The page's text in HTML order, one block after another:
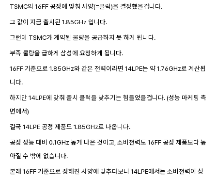
TSMC의 16FF 공정에 맞춰 사양(=클럭)을 결정했을겁니다.
그 값이 지금 출시된 1.85GHz 입니다.
그런데 TSMC가 계약된 물량을 공급하지 못 하게 됩니다.
부족 물량을 급하게 삼성에 요청하게 됩니다.
16FF 기준으로 1.85GHz와같은 전력이라면 14L PE는 약 1.76GHz로 계산됩
니다.
하지만 14LPE에 맞춰 출시 클럭을 낮추기는 힘들었을겁니다.(성능 마케팅 측
면에서)
결국 14LPE 공정 제품도 1.85GHz로 나옵니다.
공정 성능 대비 0.1GHz 높게 나온 것이고, 소비전력도 16FF 공정 제품보다 높
아질 수 밖에 없습니다.
본래 16FF 기준으로 정해진 사양에 맞추다보니 14LPE에서는 소비전력이 상